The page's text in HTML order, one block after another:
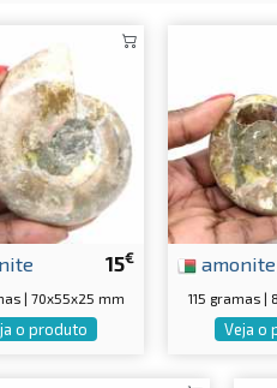
15€
| 70x55x25 mm
o produto
amonite
115 gramas |
Veja o